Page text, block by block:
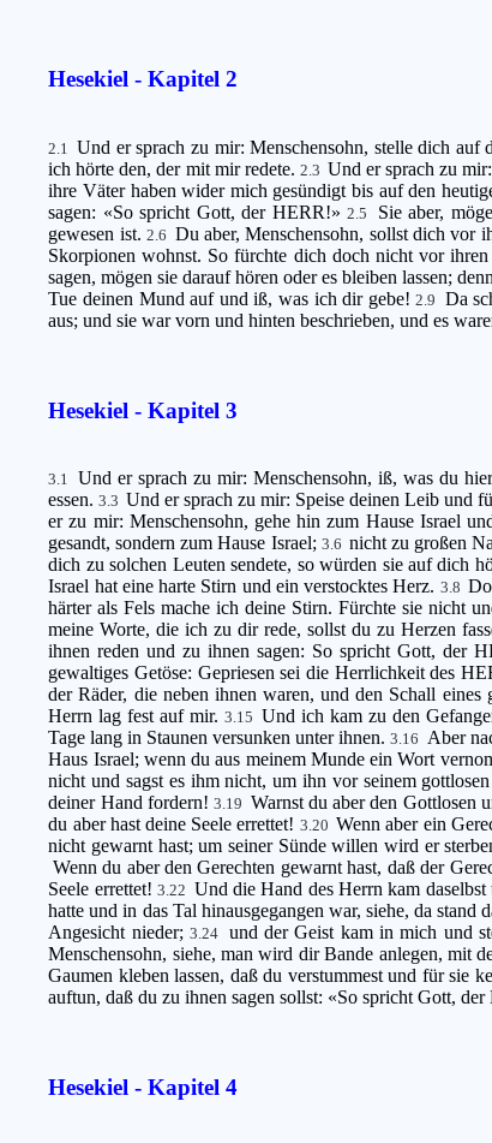
Hesekiel - Kapitel 2
2.1 Und er sprach zu mir: Menschensohn, stelle dich
ich hörte den, der mit mir redete. 2.3 Und er sprach zu
ihre Väter haben wider mich gesündigt bis auf den
sagen: «So spricht Gott, der HERR!»2.5
Sie aber,
gewesen ist. 2.6 Du aber, Menschensohn, sollst dich vor
Skorpionen wohnst. So fürchte dich doch nicht vor
sagen, mögen sie darauf hören oder es bleiben lassen;
Tue deinen Mund auf und iß, was ich dir gebe!2.9 Da
aus; und sie war vorn und hinten beschrieben, und es
Hesekiel - Kapitel 3
3.1 Und er sprach zu mir: Menschensohn, iß, was du
essen.3.3 Und er sprach zu mir: Speise deinen Leib und
er zu mir: Menschensohn, gehe hin zum Hause Israel
gesandt, sondern zum Hause Israel; 3.6 nicht zu großen
dich zu solchen Leuten sendete, so würden sie auf dich
Israel hat eine harte Stirn und ein verstocktes Herz. 3.8
härter als Fels mache ich deine Stirn. Fürchte sie nicht
meine Worte, die ich zu dir rede, sollst du zu Herzen
ihnen reden und zu ihnen sagen: So spricht Gott, der
gewaltiges Getöse: Gepriesen sei die Herrlichkeit des
der Räder, die neben ihnen waren, und den Schall eines
Herrn lag fest auf mir. 3.15 Und ich kam zu den
Tage lang in Staunen versunken unter ihnen.3.16 Aber
Haus Israel; wenn du aus meinem Munde ein Wort
nicht und sagst es ihm nicht, um ihn vor seinem
deiner Hand fordern!3.19 Warnst du aber den Gottlosen
du aber hast deine Seele errettet! 3.20 Wenn aber ein
nicht gewarnt hast; um seiner Sünde willen wird er
Wenn du aber den Gerechten gewarnt hast, daß der
Seele errettet! 3.22 Und die Hand des Herrn kam
hatte und in das Tal hinausgegangen war, siehe, da
Angesicht nieder; 3.24 und der Geist kam in mich und
Menschensohn, siehe, man wird dir Bande anlegen, mit
Gaumen kleben lassen, daß du verstummest und für sie
auftun, daß du zu ihnen sagen sollst: «So spricht Gott,
Hesekiel - Kapitel 4